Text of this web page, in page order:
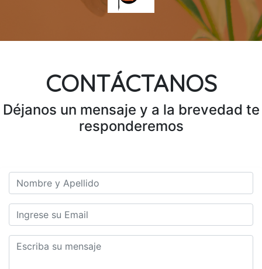
CONTÁCTANOS
Déjanos un mensaje y a la brevedad te
responderemos
Nombre y Apellido
Email
Mensaje